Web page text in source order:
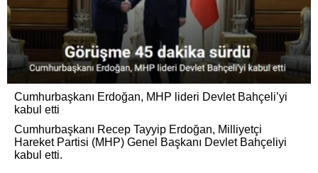
Cumhurbaşkanı Erdoğan, MHP lideri Devlet Bahçeli’yi
kabul etti
Cumhurbaşkanı Recep Tayyip Erdoğan, Milliyetçi
Hareket Partisi (MHP) Genel Başkanı Devlet Bahçeliyi
kabul etti.